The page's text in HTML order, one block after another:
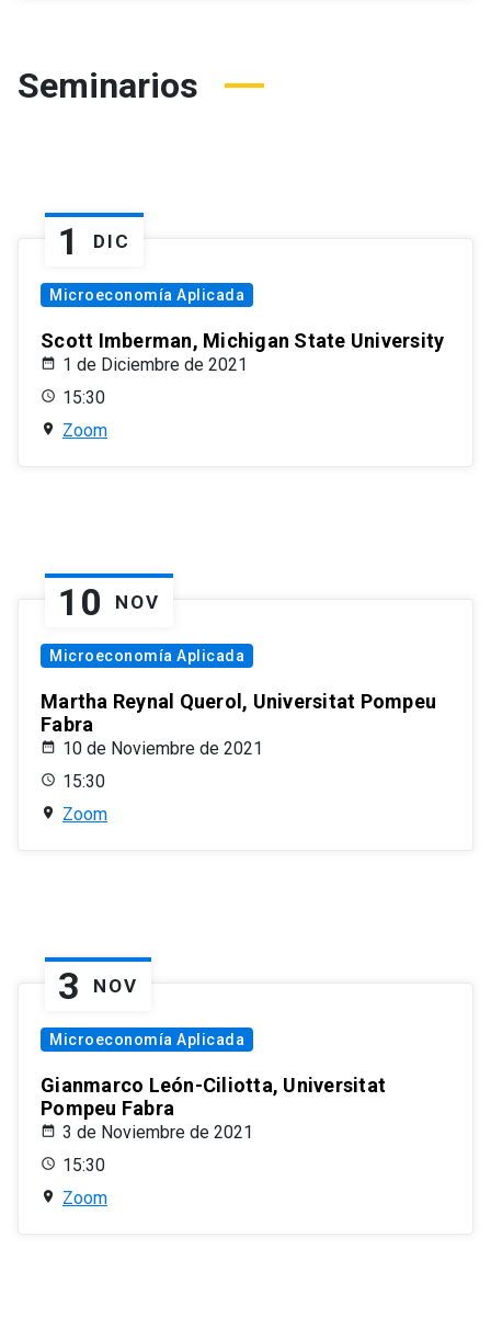
Seminarios
1 DIC
Microeconomía Aplicada
Scott Imberman, Michigan State University
1 de Diciembre de 2021
15:30
Zoom
10 NOV
Microeconomía Aplicada
Martha Reynal Querol, Universitat Pompeu
Fabra
10 de Noviembre de 2021
15:30
Zoom
3 NOV
Microeconomía Aplicada
Gianmarco León-Ciliotta, Universitat
Pompeu Fabra
3 de Noviembre de 2021
15:30
Zoom